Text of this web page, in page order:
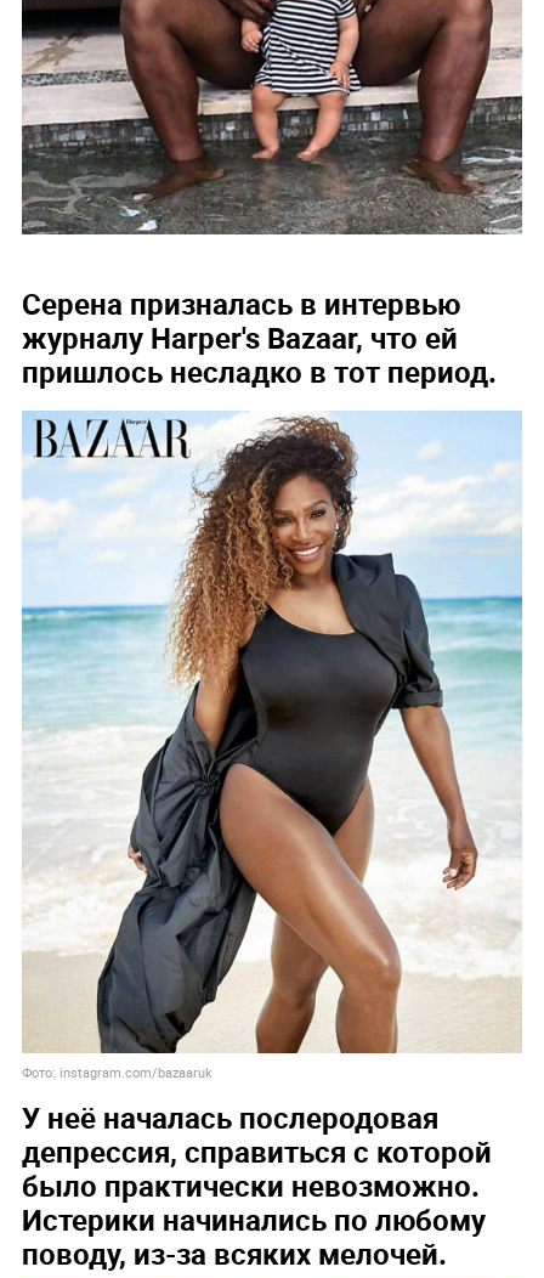
Серена призналась в интервью
журналу Harper's Bazaar, что ей
пришлось несладко в тот период.
Фото: instagram.com/bazaaruk
У неё началась послеродовая
депрессия, справиться с которой
было практически невозможно.
Истерики начинались по любому
поводу, из-за всяких мелочей.